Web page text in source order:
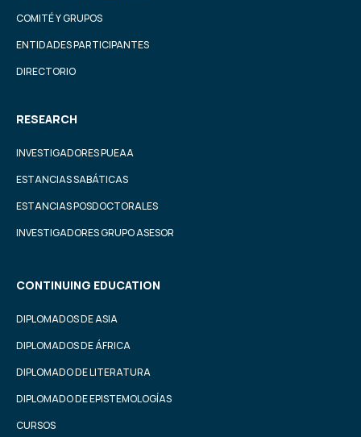
COMITÉ Y GRUPOS
ENTIDADES PARTICIPANTES
DIRECTORIO
RESEARCH
INVESTIGADORES PUEAA
ESTANCIAS SABÁTICAS
ESTANCIAS POSDOCTORALES
INVESTIGADORES GRUPO ASESOR
CONTINUING EDUCATION
DIPLOMADOS DE ASIA
DIPLOMADOS DE ÁFRICA
DIPLOMADO DE LITERATURA
DIPLOMADO DE EPISTEMOLOGÍAS
CURSOS